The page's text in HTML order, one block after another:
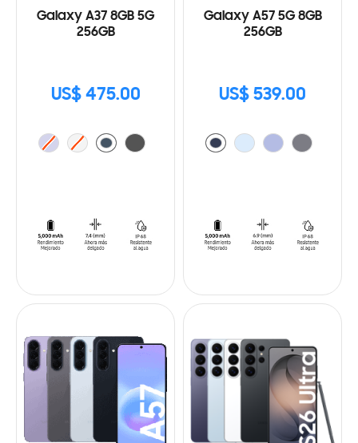
Galaxy A37 8GB 5G
256GB
US$ 475.00
Galaxy A57 5G 8GB
256GB
US$ 539.00